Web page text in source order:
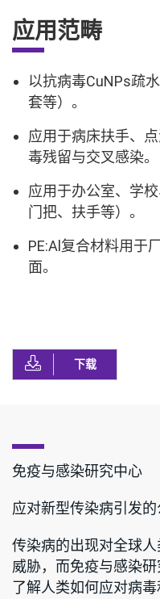
应用范畴
以抗病毒CuNPs疏
套等）。
应用于病床扶手、
毒残留与交叉感染。
应用于办公室、学
门把、扶手等）。
PE:Al复合材料用于
面。
下载
免疫与感染研究中心
应对新型传染病引发
传染病的出现对全球
威胁，而免疫与感染
了解人类如何应对病